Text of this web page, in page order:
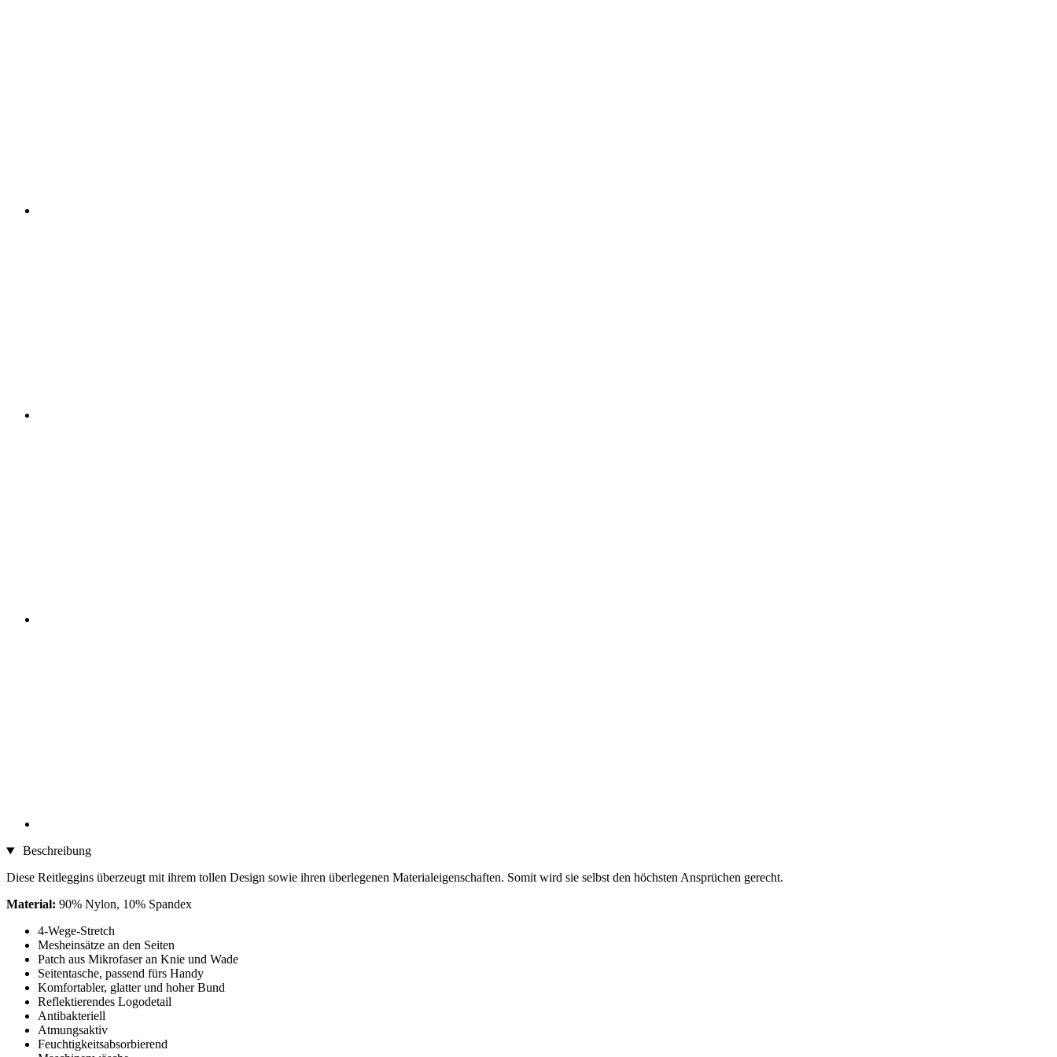
Beschreibung
Diese Reitleggins überzeugt mit ihrem tollen Design sowie ihren überlegenen Materialeigenschaften. Somit wird sie selbst den höchsten Ansprüchen gerecht.
Material: 90% Nylon, 10% Spandex
4-Wege-Stretch
Mesheinsätze an den Seiten
Patch aus Mikrofaser an Knie und Wade
Seitentasche, passend fürs Handy
Komfortabler, glatter und hoher Bund
Reflektierendes Logodetail
Antibakteriell
Atmungsaktiv
Feuchtigkeitsabsorbierend